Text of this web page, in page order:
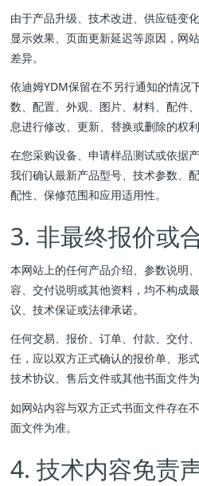
由于产品升级、技术改进、供应链变
显示效果、页面更新延迟等原因，网
差异。
依迪姆YDM保留在不另行通知的情况
数、配置、外观、图片、材料、配件
息进行修改、更新、替换或删除的权利
在您采购设备、申请样品测试或依据
我们确认最新产品型号、技术参数、
配性、保修范围和应用适用性。
3. 非最终报价或
本网站上的任何产品介绍、参数说明
容、交付说明或其他资料，均不构成
议、技术保证或法律承诺。
任何交易、报价、订单、付款、交付
任，应以双方正式确认的报价单、形
技术协议、售后文件或其他书面文件为
如网站内容与双方正式书面文件存在
面文件为准。
4. 技术内容免责